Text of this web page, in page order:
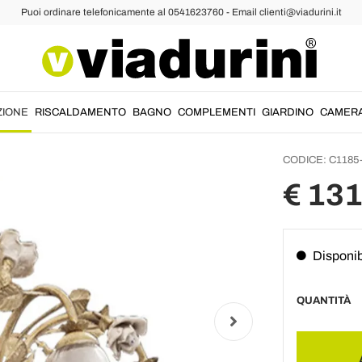
Puoi ordinare telefonicamente al 0541623760 - Email clienti@viadurini.it
RISCALDAMENTO BAGNO COMPLEMENTI GIARDINO
Vetro
CODICE:
€
QUANTITÀ